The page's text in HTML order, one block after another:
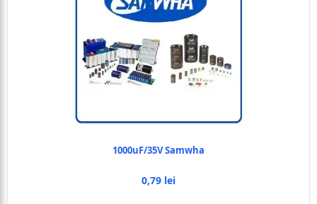
1000uF/35V Samwha
0,79 lei